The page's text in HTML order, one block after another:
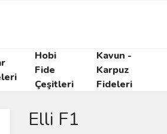
Hobi
Fide
Çeşitleri
Kavun -
Karpuz
Fideleri
Elli F1